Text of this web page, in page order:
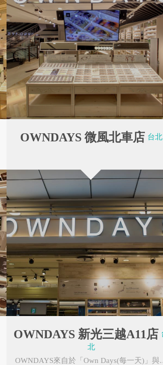
OWNDAYS 新北市立
親子館 東海藝術
華陰街徒步區 十里安手
OWNDAYS 微風北車店 台北
OWNDAYS 新光三越A11店
北
OWNDAYS來自於「Own